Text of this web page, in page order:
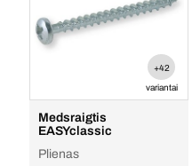
+42
variantai
Medsraigtis
EASYclassic
Plienas